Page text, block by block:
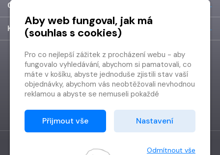
O společnosti
Kontakt
Aby web fungoval, jak má
(souhlas s cookies)
Pro co nejlepší zážitek z procházení webu - aby
fungovalo vyhledávání, abychom si pamatovali, co
máte v košíku, abyste jednoduše zjistili stav vaší
objednávky, abychom vás neobtěžovali nevhodnou
reklamou a abyste se nemuseli pokaždé
Proto od vás potřebujeme souhlas se
zpracováním souborů cookies
Děkujeme, že nám ho dáte a pomůžete nám tak
Přijmout vše Nastavení
Odmítnout vše